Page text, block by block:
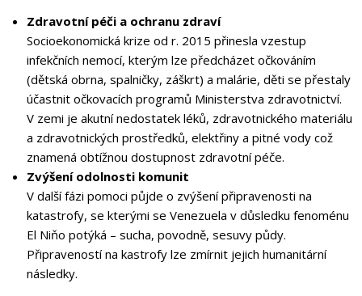
Zdravotní péči a ochranu zdraví
Socioekonomická krize od r. 2015 přinesla vzestup
infekčních nemocí, kterým lze předcházet očkováním
(dětská obrna, spalničky, záškrt) a malárie, děti se přestaly
účastnit očkovacích programů Ministerstva zdravotnictví.
V zemi je akutní nedostatek léků, zdravotnického materiálu
a zdravotnických prostředků, elektřiny a pitné vody což
znamená obtížnou dostupnost zdravotní péče.
Zvýšení odolnosti komunit
V další fázi pomoci půjde o zvýšení připravenosti na
katastrofy, se kterými se Venezuela v důsledku fenoménu
El Niňo potýká – sucha, povodně, sesuvy půdy.
Připraveností na kastrofy lze zmírnit jejich humanitární
následky.